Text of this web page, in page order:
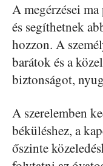
A megérzései
és segíthetnek
hozzon. A
barátok és a
biztonságot,
A szerelemben
béküléshez, a
őszinte